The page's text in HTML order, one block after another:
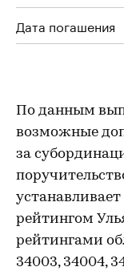
Дата погашения
По данным
возможные
за
рейтингом
рейтингами
34003, 34004,